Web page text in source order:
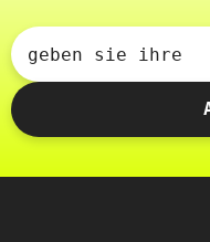
geben sie ihre